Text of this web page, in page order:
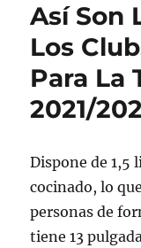
Así Son
Los
Para La
2021/
Dispone de 1,5
cocinado, lo
personas de
tiene 13